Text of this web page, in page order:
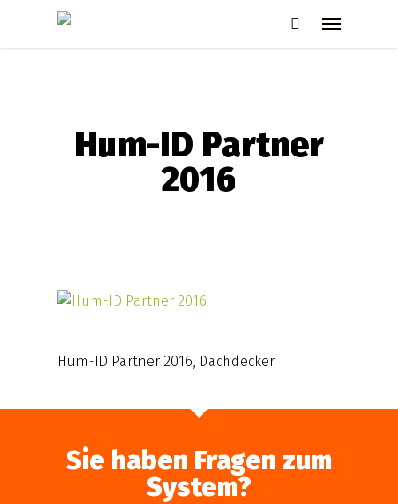
Menu
Hum-ID Partner
2016
Hum-ID Partner 2016, Dachdecker
Sie haben Fragen zum
System?